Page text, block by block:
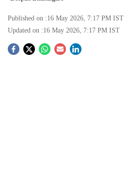
Published on :16 May 2026, 7:17 PM IST
Updated on :16 May 2026, 7:17 PM IST
S